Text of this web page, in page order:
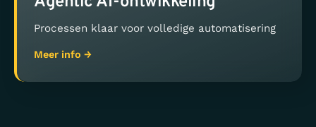
Processen klaar voor volledige automatisering
Meer info →